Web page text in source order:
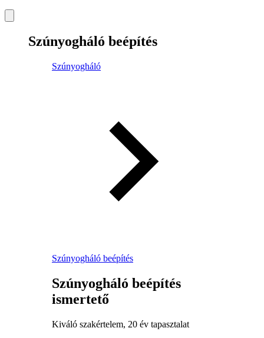
Szúnyogháló beépítés
Szúnyogháló
Szúnyogháló beépítés
Szúnyogháló beépítés
ismertető
Kiváló szakértelem, 20 év tapasztalat